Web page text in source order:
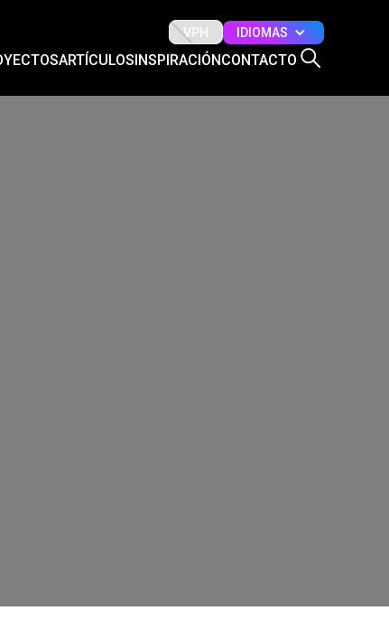
VPH IDIOMAS
ARTÍCULOSINSPIRACIÓNCONTACTO